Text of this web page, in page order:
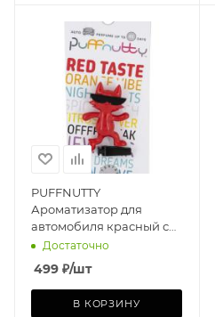
PUFFNUTTY
Ароматизатор для
автомобиля красный с
ароматом RED TASTE |
КРАСНЫЙ ДЕСЕРТ
Достаточно
499 ₽/шт
В КОРЗИНУ